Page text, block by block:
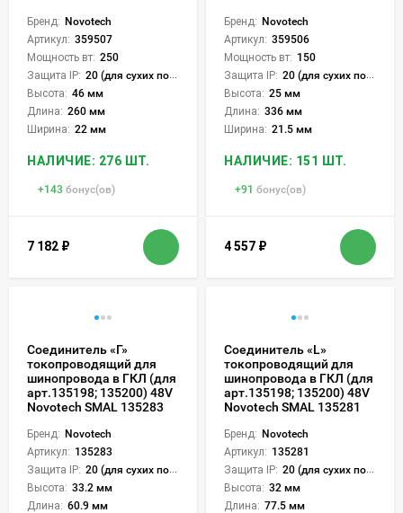
Бренд: Novotech
Артикул: 359507
Мощность вт: 250
Защита IP: 20 (для сухих пом.)
Высота: 46 мм
Длина: 260 мм
Ширина: 22 мм
НАЛИЧИЕ: 276 ШТ.
+143 бонус(ов)
7 182 ₽
Бренд: Novotech
Артикул: 359506
Мощность вт: 150
Защита IP: 20 (для сухих пом.)
Высота: 25 мм
Длина: 336 мм
Ширина: 21.5 мм
НАЛИЧИЕ: 151 ШТ.
+91 бонус(ов)
4 557 ₽
Соединитель «Г»
токопроводящий для
шинопровода в ГКЛ (для
арт.135198; 135200) 48V
Novotech SMAL 135283
Бренд: Novotech
Артикул: 135283
Защита IP: 20 (для сухих пом.)
Высота: 33.2 мм
Длина: 60.9 мм
Соединитель «L»
токопроводящий для
шинопровода в ГКЛ (для
арт.135198; 135200) 48V
Novotech SMAL 135281
Бренд: Novotech
Артикул: 135281
Защита IP: 20 (для сухих пом.)
Высота: 32 мм
Длина: 77.5 мм